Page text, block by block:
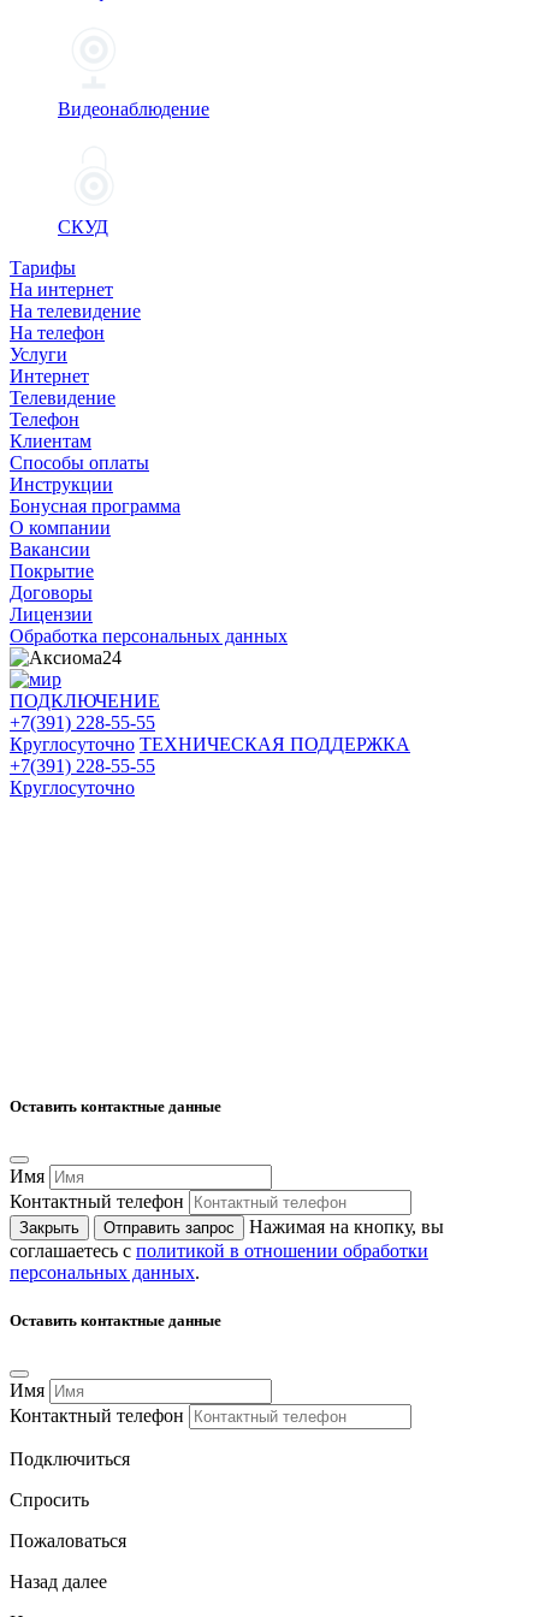
Видеонаблюдение
СКУД
Тарифы
На интернет
На телевидение
На телефон
Услуги
Интернет
Телевидение
Телефон
Клиентам
Способы оплаты
Инструкции
Бонусная программа
О компании
Вакансии
Покрытие
Договоры
Лицензии
Обработка персональных данных
ПОДКЛЮЧЕНИЕ
+7(391) 228-55-55
Круглосуточно ТЕХНИЧЕСКАЯ ПОДДЕРЖКА
+7(391) 228-55-55
Круглосуточно
Оставить контактные данные
Имя
Контактный телефон
Закрыть Отправить запрос
Нажимая на кнопку, вы
соглашаетесь с политикой в отношении обработки
персональных данных.
Оставить контактные данные
Имя
Контактный телефон
Подключиться
Спросить
Пожаловаться
Назад далее